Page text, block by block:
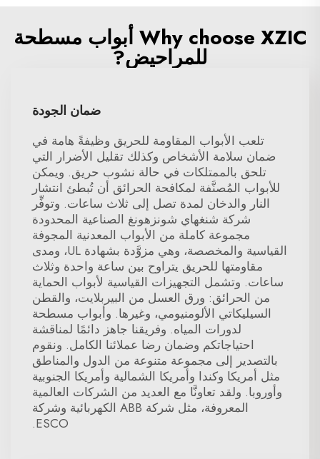
Why choose XZIC أبواب مسطحة
للمراحيض?
ضمان الجودة
تلعب الأبواب المقاومة للحريق وظيفةً هامة في
ضمان سلامة الأشخاص وكذلك تقليل الأضرار التي
تلحق بالممتلكات في حالة نشوب حريق. ويمكن
للأبواب المُصنَّفة لمكافحة الحرائق أن تُبطئ انتشار
النار والدخان لمدة تصل إلى ثلاث ساعات. وتوفِّر
شركة شنغهاي شونزهونغ الصناعية المحدودة
مجموعة كاملة من الأبواب المعدنية المجوفة
القياسية والمخصصة، وهي مزوَّدة بشهادة UL، ومدى
مقاومتها للحريق يتراوح بين ساعة واحدة وثلاث
ساعات. وتشمل التجهيزات القياسية لأبواب الحماية
من الحرائق: ورق العسل من البيربلايت، والقطن
السيليكاتي الألومنيومي، وغيرها. وأبواب مسطحة
لدورات المياه. وفريقنا جاهز دائمًا لمناقشة
احتياجاتكم وضمان رضا عملائنا الكامل. ونقوم
بالتصدير إلى مجموعة متنوعة من الدول والمناطق
مثل أمريكا وكندا وأمريكا الشمالية وأمريكا الجنوبية
وأوروبا. ولقد تعاونَّا مع العديد من الشركات العالمية
المعروفة، مثل شركة ABB الكهربائية وشركة
ESCO.